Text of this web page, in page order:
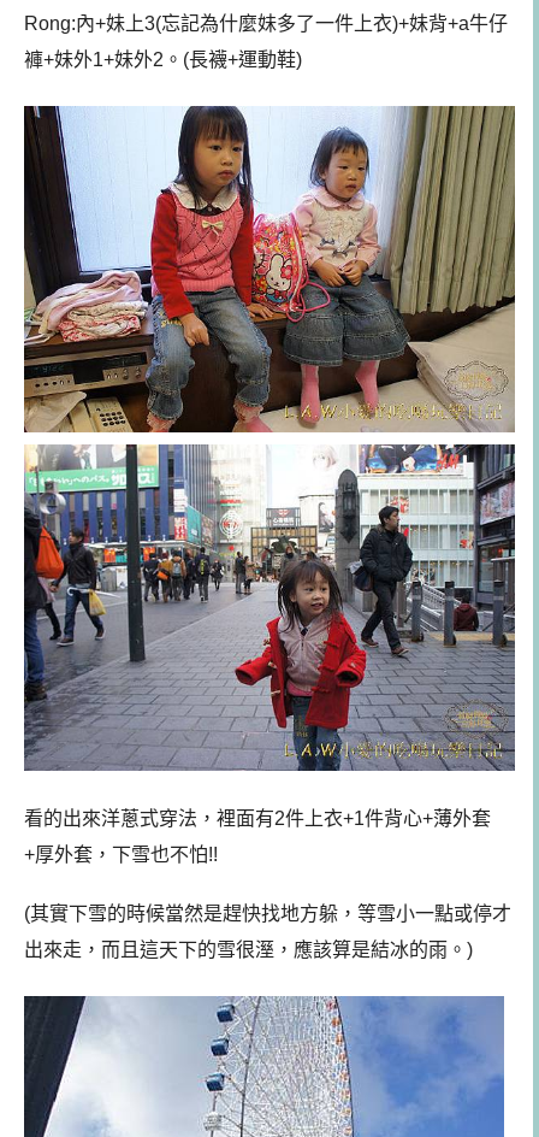
Rong:內+妹上3(忘記為什麼妹多了一件上衣)+妹背+a牛仔
褲+妹外1+妹外2。(長襪+運動鞋)
看的出來洋蔥式穿法，裡面有2件上衣+1件背心+薄外套
+厚外套，下雪也不怕!!
(其實下雪的時候當然是趕快找地方躲，等雪小一點或停才
出來走，而且這天下的雪很溼，應該算是結冰的雨。)